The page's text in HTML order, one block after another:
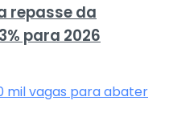
repasse da
para 2026